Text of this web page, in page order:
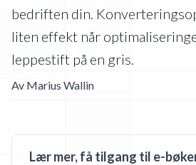
bedriften din.
liten effekt når
leppestift på en gris.
Av Marius Wallin
Lær mer, få tilgang til e-